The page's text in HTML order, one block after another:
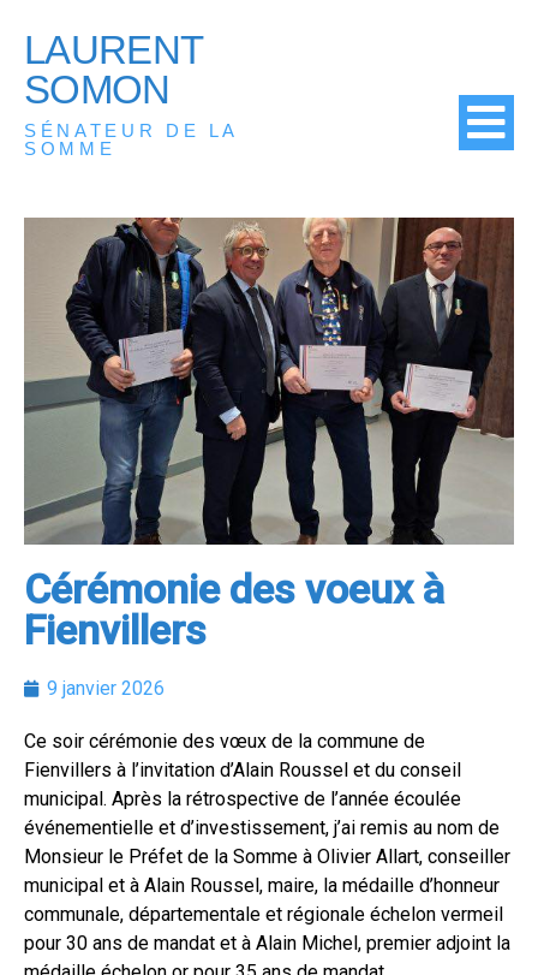
LAURENT
SOMON
SÉNATEUR DE LA
SOMME
Cérémonie des voeux à
Fienvillers
9 janvier 2026
Ce soir cérémonie des vœux de la commune de
Fienvillers à l’invitation d’Alain Roussel et du conseil
municipal. Après la rétrospective de l’année écoulée
événementielle et d’investissement, j’ai remis au nom de
Monsieur le Préfet de la Somme à Olivier Allart, conseiller
municipal et à Alain Roussel, maire, la médaille d’honneur
communale, départementale et régionale échelon vermeil
pour 30 ans de mandat et à Alain Michel, premier adjoint la